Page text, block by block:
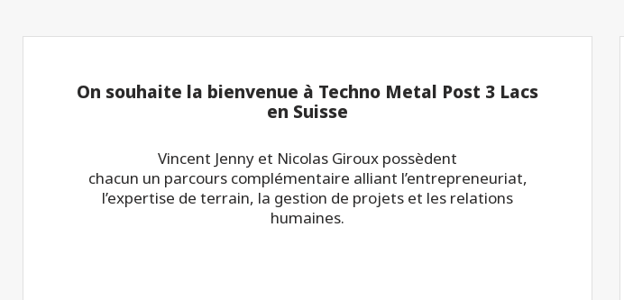
On souhaite la bienvenue à Techno Metal Post 3 Lacs
en Suisse
Vincent Jenny et Nicolas Giroux possèdent
chacun un parcours complémentaire alliant l’entrepreneuriat,
l’expertise de terrain, la gestion de projets et les relations
humaines.